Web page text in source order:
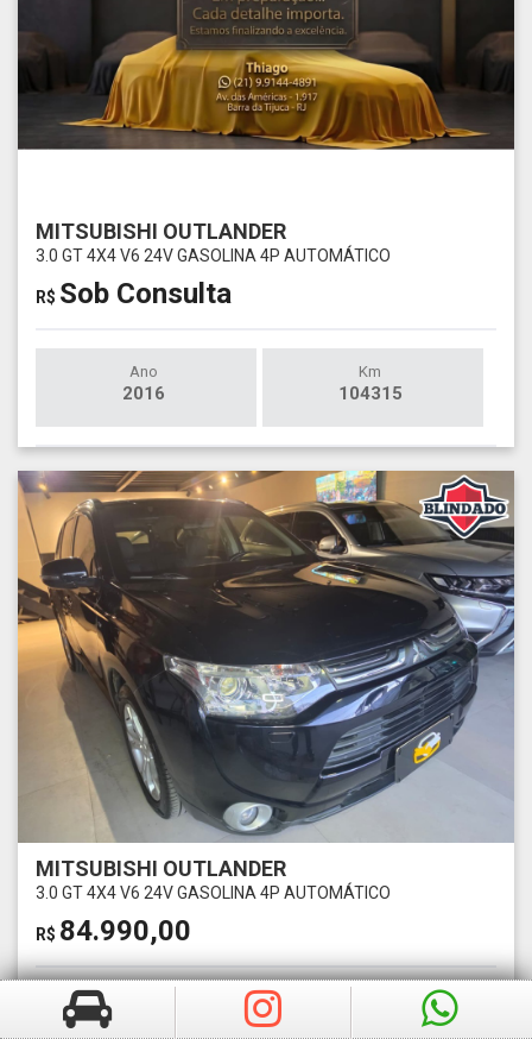
MITSUBISHI OUTLANDER
3.0 GT 4X4 V6 24V GASOLINA 4P AUTOMÁTICO
R$ Sob Consulta
Ano
2016
Km
104315
MITSUBISHI OUTLANDER
3.0 GT 4X4 V6 24V GASOLINA 4P AUTOMÁTICO
R$ 84.990,00